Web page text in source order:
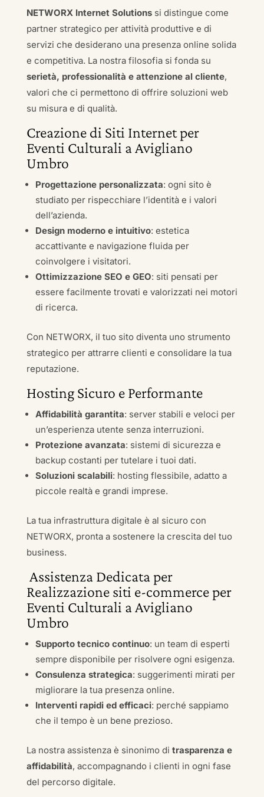
NETWORX Internet Solutionssi distingue come
partner strategico per attività produttive e di
servizi che desiderano una presenza online solida
e competitiva. La nostra filosofia si fonda su
serietà, professionalità e attenzione al cliente,
valori che ci permettono di offrire soluzioni web
su misura e di qualità.
Creazione di Siti Internet per
Eventi Culturali a Avigliano
Umbro
Progettazione personalizzata: ogni sito è
studiato per rispecchiare l’identità e i valori
dell’azienda.
Design moderno e intuitivo: estetica
accattivante e navigazione fluida per
coinvolgere i visitatori.
Ottimizzazione SEO e GEO: siti pensati per
essere facilmente trovati e valorizzati nei motori
di ricerca.
Con NETWORX, il tuo sito diventa uno strumento
strategico per attrarre clienti e consolidare la tua
reputazione.
Hosting Sicuro e Performante
Affidabilità garantita: server stabili e veloci per
un’esperienza utente senza interruzioni.
Protezione avanzata: sistemi di sicurezza e
backup costanti per tutelare i tuoi dati.
Soluzioni scalabili: hosting flessibile, adatto a
piccole realtà e grandi imprese.
La tua infrastruttura digitale è al sicuro con
NETWORX, pronta a sostenere la crescita del tuo
business.
Assistenza Dedicata per
Realizzazione siti e-commerce per
Eventi Culturali a Avigliano
Umbro
Supporto tecnico continuo: un team di esperti
sempre disponibile per risolvere ogni esigenza.
Consulenza strategica: suggerimenti mirati per
migliorare la tua presenza online.
Interventi rapidi ed efficaci: perché sappiamo
che il tempo è un bene prezioso.
La nostra assistenza è sinonimo di trasparenza e
affidabilità, accompagnando i clienti in ogni fase
del percorso digitale.